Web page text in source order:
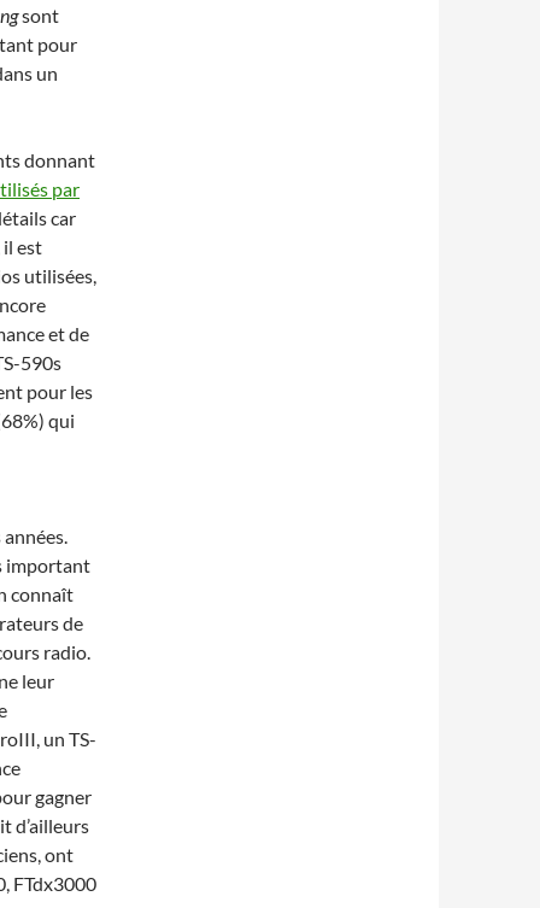
sont
tant pour
un
donnant
par
car
il est
utilisées,
et de
590s
pour les
qui
important
connaît
de
radio.
leur
un TS-
gagner
d’ailleurs
ont
FTdx3000